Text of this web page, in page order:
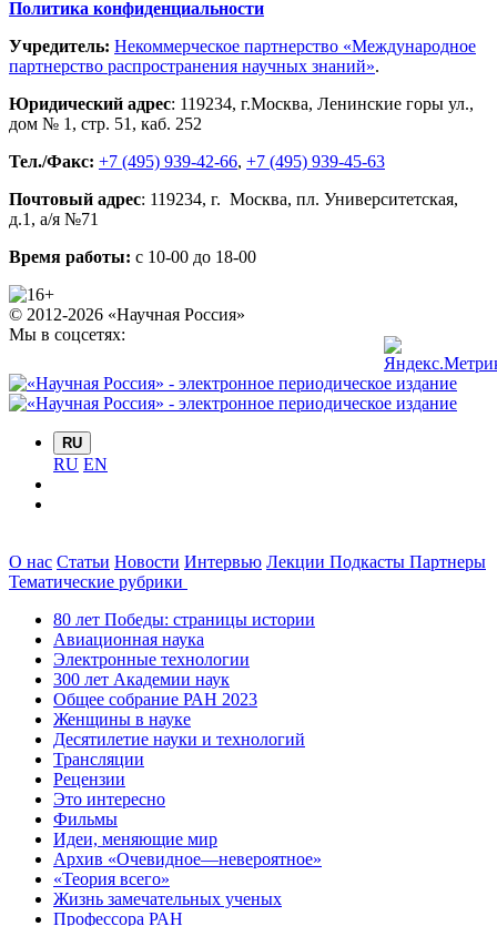
Политика конфиденциальности
Учредитель: Некоммерческое партнерство «Международное
партнерство распространения научных знаний».
Юридический адрес: 119234, г.Москва, Ленинские горы ул.,
дом № 1, стр. 51 , каб. 252
Тел./Факс: +7 (495) 939-42-66, +7 (495) 939-45-63
Почтовый адрес: 119234, г. Москва, пл. Университетская,
д.1 , а/я №71
Время работы: с 10-00 до 18-00
© 2012-2026 «Научная Россия»
Мы в соцсетях:
RU
RU EN
О нас Статьи Новости Интервью Лекции Подкасты Партнеры
Тематические рубрики
80 лет Победы: страницы истории
Авиационная наука
Электронные технологии
300 лет Академии наук
Общее собрание РАН 2023
Женщины в науке
Десятилетие науки и технологий
Трансляции
Рецензии
Это интересно
Фильмы
Идеи, меняющие мир
Архив «Очевидное—невероятное»
«Теория всего»
Жизнь замечательных ученых
Профессора РАН